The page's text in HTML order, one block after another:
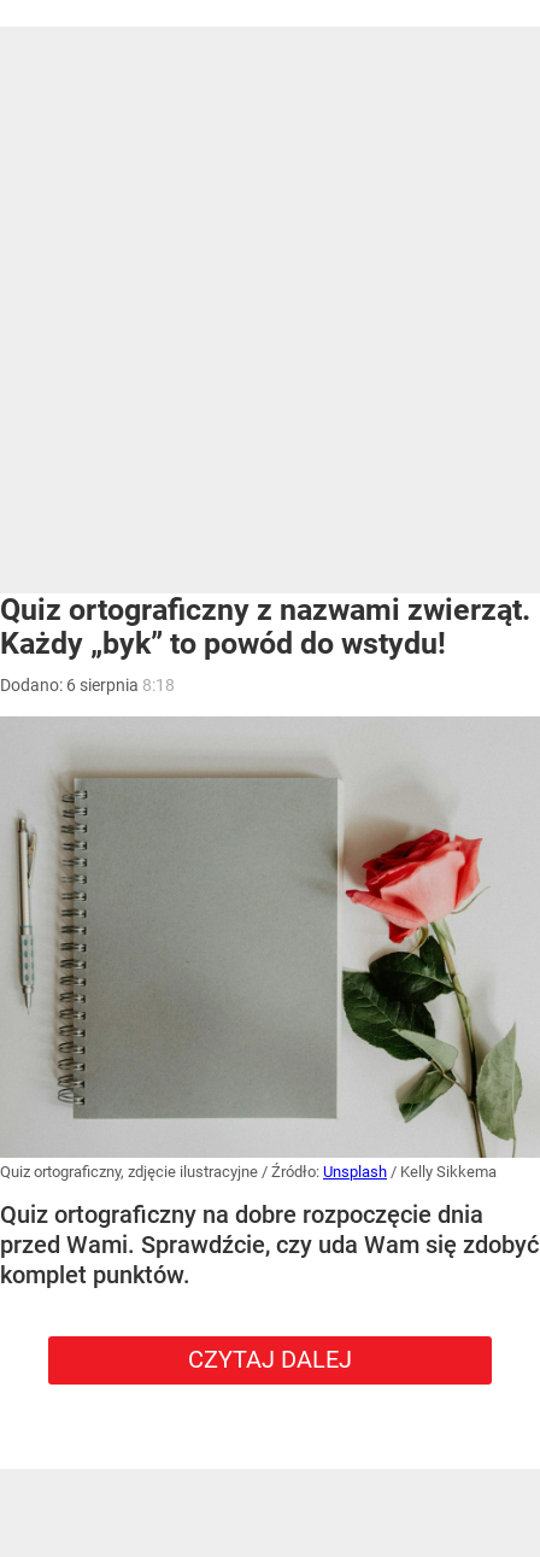
Quiz ortograficzny z nazwami zwierząt.
Każdy „byk” to powód do wstydu!
Dodano: 6 sierpnia 8:18
Quiz ortograficzny, zdjęcie ilustracyjne / Źródło: Unsplash / Kelly Sikkema
Quiz ortograficzny na dobre rozpoczęcie dnia
przed Wami. Sprawdźcie, czy uda Wam się zdobyć
komplet punktów.
CZYTAJ DALEJ